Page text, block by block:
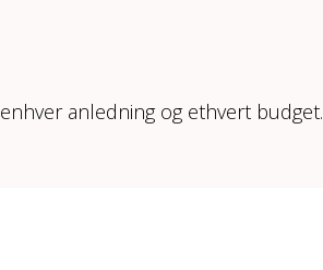
anledning og ethvert budget.